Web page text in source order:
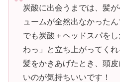
炭酸に出会うまでは、髪
ュームが全然出なかったん
でも炭酸＋ヘッドスパを
わっ」と立ち上がってくれ
髪をかきあげたとき、頭
いのが気持ちいいです！